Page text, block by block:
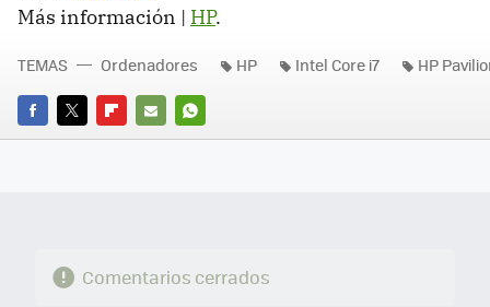
Más información | HP.
FACEBOOK
TWITTERFLIPBOARD
E-
WHATSAPP
TEMAS Ordenadores HP Intel Core i7 HP
Comentarios cerrados